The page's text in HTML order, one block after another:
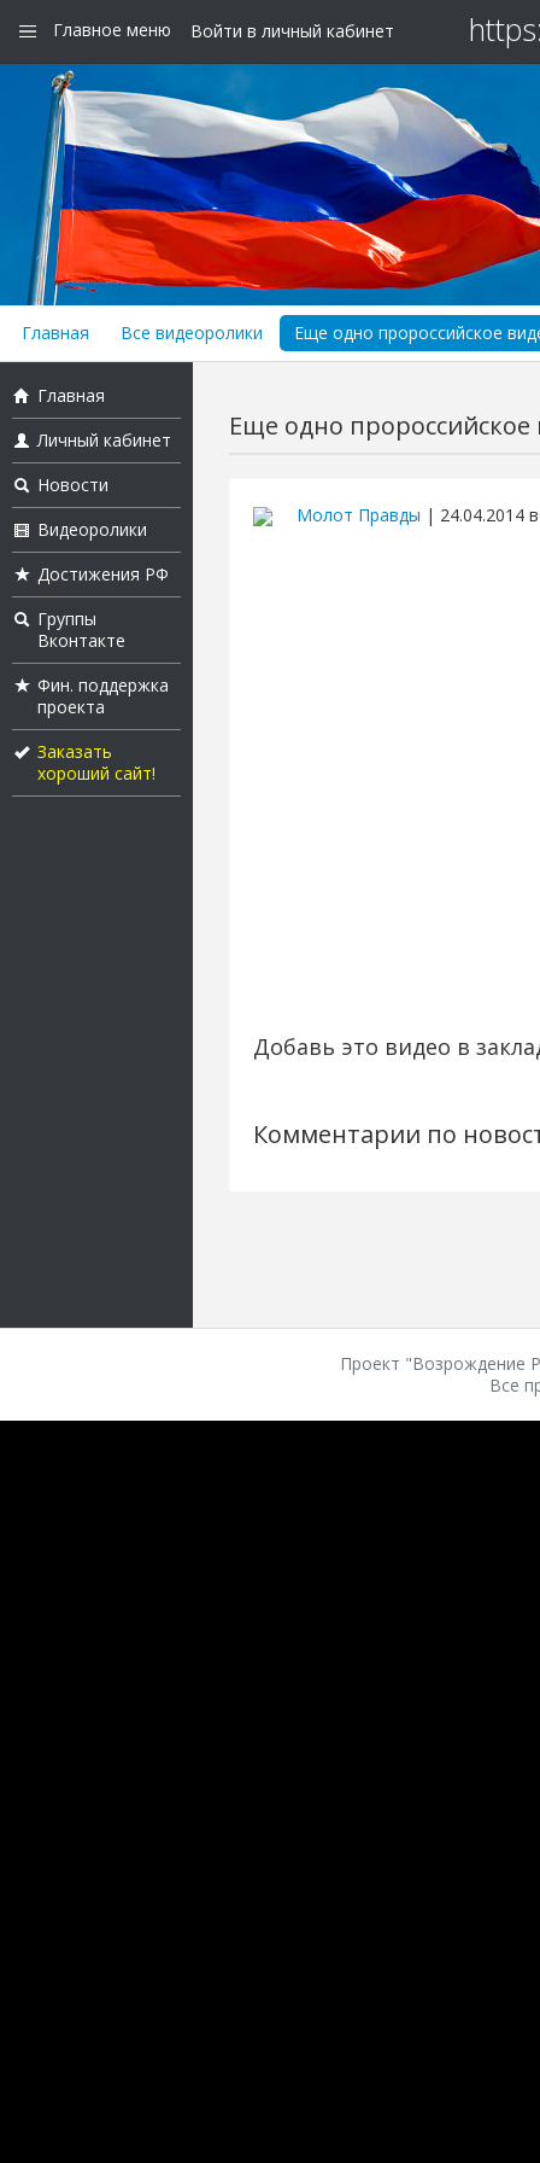
Главное меню Войти в личный кабинет
Главная Все видеоролики Еще одно пророссийское
Главная
Личный кабинет
Новости
Видеоролики
Достижения РФ
Группы
Вконтакте
Фин. поддержка
проекта
Заказать
хороший сайт!
Еще одно пророссийское
Молот Правды | 24.04.2014
Добавь это видео в
Комментарии по
Проект "Возрождение
Все